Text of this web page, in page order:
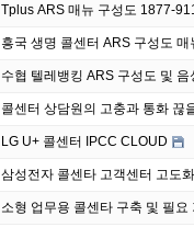
Tplus ARS 매뉴 구성도 1877-
흥국 생명 콜센터 ARS 구성도
수협 텔레뱅킹 ARS 구성도 및
콜센터 상담원의 고충과 통화 끊
LG U+ 콜센터 IPCC CLOUD
삼성전자 콜센타 고객센터 고도
소형 업무용 콜센타 구축 및 필요